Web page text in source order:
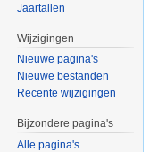
Jaartallen
Wijzigingen
Nieuwe pagina's
Nieuwe bestanden
Recente wijzigingen
Bijzondere pagina's
Alle pagina's